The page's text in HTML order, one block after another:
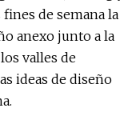
de semana la
anexo junto a la
valles de
ideas de diseño